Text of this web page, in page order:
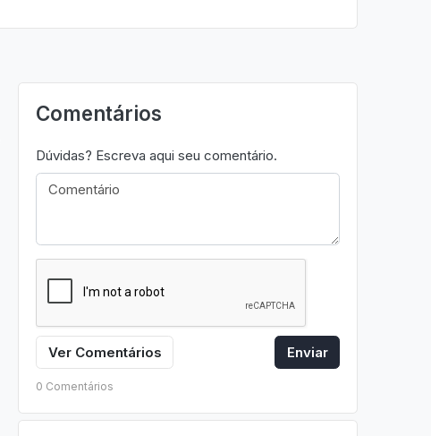
Comentários
Dúvidas? Escreva aqui seu comentário.
Ver Comentários Enviar
0 Comentários